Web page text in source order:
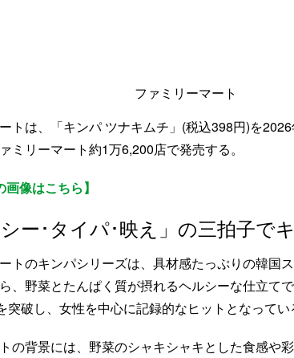
ファミリーマート
トは、「キンパ ツナキムチ」(税込398円)を
ミリーマート約1万6,200店で発売する。
画像はこちら】
シー･タイパ･映え」の三拍子で
トのキンパシリーズは、具材感たっぷりの韓国
、野菜とたんぱく質が摂れるヘルシーな仕立て
突破し、女性を中心に記録的なヒットとなってい
の背景には、野菜のシャキシャキとした食感や